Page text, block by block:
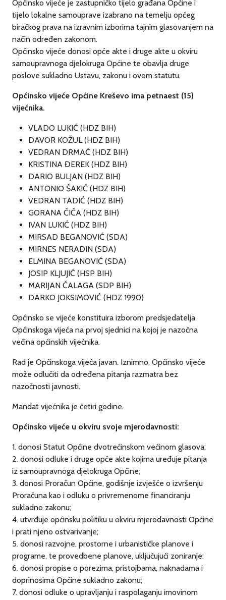
Općinsko vijeće je zastupničko tijelo građana Općine i
tijelo lokalne samouprave izabrano na temelju općeg
biračkog prava na izravnim izborima tajnim glasovanjem na
način određen zakonom.
Općinsko vijeće donosi opće akte i druge akte u okviru
samoupravnoga djelokruga Općine te obavlja druge
poslove sukladno Ustavu, zakonu i ovom statutu.
Općinsko vijeće Općine Kreševo ima petnaest (15)
vijećnika.
VLADO LUKIĆ (HDZ BIH)
DAVOR KOŽUL (HDZ BIH)
VEDRAN DRMAĆ (HDZ BIH)
KRISTINA ĐEREK (HDZ BIH)
DARIO BULJAN (HDZ BIH)
ANTONIO ŠAKIĆ (HDZ BIH)
VEDRAN TADIĆ (HDZ BIH)
GORANA ČIČA (HDZ BIH)
IVAN LUKIĆ (HDZ BIH)
MIRSAD BEGANOVIĆ (SDA)
MIRNES NERADIN (SDA)
ELMINA BEGANOVIĆ (SDA)
JOSIP KLJUJIĆ (HSP BIH)
MARIJAN ČALAGA (SDP BIH)
DARKO JOKSIMOVIĆ (HDZ 1990)
Općinsko se vijeće konstituira izborom predsjedatelja
Općinskoga vijeća na prvoj sjednici na kojoj je nazočna
većina općinskih vijećnika.
Rad je Općinskoga vijeća javan. Iznimno, Općinsko vijeće
može odlučiti da određena pitanja razmatra bez
nazočnosti javnosti.
Mandat vijećnika je četiri godine.
Općinsko vijeće u okviru svoje mjerodavnosti:
1. donosi Statut Općine dvotrećinskom većinom glasova;
2. donosi odluke i druge opće akte kojima uređuje pitanja
iz samoupravnoga djelokruga Općine;
3. donosi Proračun Općine, godišnje izvješće o izvršenju
Proračuna kao i odluku o privremenome financiranju
sukladno zakonu;
4. utvrđuje općinsku politiku u okviru mjerodavnosti Općine
i prati njeno ostvarivanje;
5. donosi razvojne, prostorne i urbanističke planove i
programe, te provedbene planove, uključujući zoniranje;
6. donosi propise o porezima, pristojbama, naknadama i
doprinosima Općine sukladno zakonu;
7. donosi odluke o upravljanju i raspolaganju imovinom